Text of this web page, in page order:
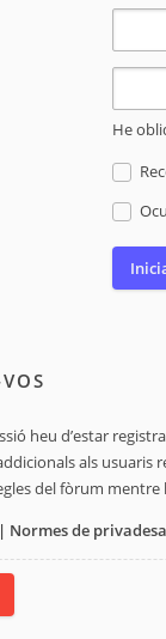
He
heu d’estar
als usuaris
del fòrum mentre
| Normes de privadesa